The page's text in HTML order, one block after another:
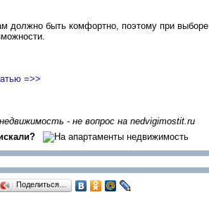
должно быть комфортно, поэтому при
=>>
- не вопрос на nedvigimostit.ru
Поделиться…